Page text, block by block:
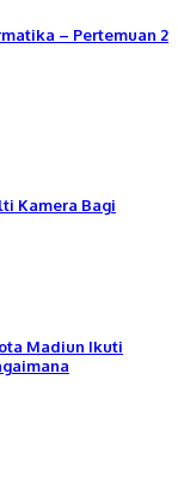
– Pertemuan 2
Kamera Bagi
Madiun Ikuti